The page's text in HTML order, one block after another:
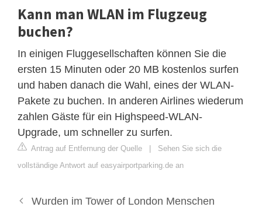
Kann man WLAN im Flugzeug
buchen?
In einigen Fluggesellschaften können Sie die
ersten 15 Minuten oder 20 MB kostenlos surfen
und haben danach die Wahl, eines der WLAN-
Pakete zu buchen. In anderen Airlines wiederum
zahlen Gäste für ein Highspeed-WLAN-
Upgrade, um schneller zu surfen.
Antrag auf Entfernung der Quelle | Sehen Sie sich die
vollständige Antwort auf easyairportparking.de an
Wurden im Tower of London Menschen